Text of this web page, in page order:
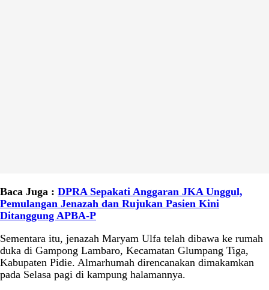
Baca Juga : DPRA Sepakati Anggaran JKA Unggul,
Pemulangan Jenazah dan Rujukan Pasien Kini
Ditanggung APBA-P
Sementara itu, jenazah Maryam Ulfa telah dibawa ke rumah
duka di Gampong Lambaro, Kecamatan Glumpang Tiga,
Kabupaten Pidie. Almarhumah direncanakan dimakamkan
pada Selasa pagi di kampung halamannya.